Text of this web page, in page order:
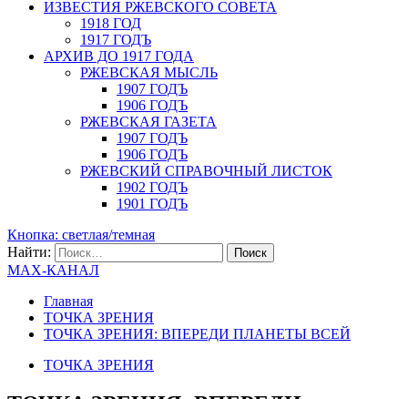
ИЗВЕСТИЯ РЖЕВСКОГО СОВЕТА
1918 ГОД
1917 ГОДЪ
АРХИВ ДО 1917 ГОДА
РЖЕВСКАЯ МЫСЛЬ
1907 ГОДЪ
1906 ГОДЪ
РЖЕВСКАЯ ГАЗЕТА
1907 ГОДЪ
1906 ГОДЪ
РЖЕВСКИЙ СПРАВОЧНЫЙ ЛИСТОК
1902 ГОДЪ
1901 ГОДЪ
Кнопка: светлая/темная
Найти:
MAX-КАНАЛ
Главная
ТОЧКА ЗРЕНИЯ
ТОЧКА ЗРЕНИЯ: ВПЕРЕДИ ПЛАНЕТЫ ВСЕЙ
ТОЧКА ЗРЕНИЯ